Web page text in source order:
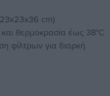
cm)
θερμοκρασία έως 38°C
φίλτρων για διαρκή